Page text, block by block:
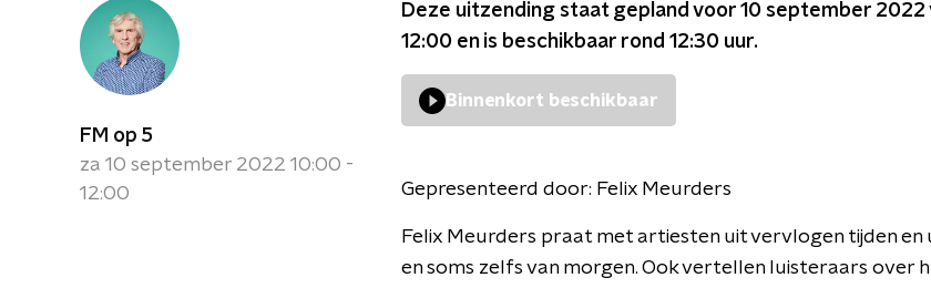
FM op 5
za 10 september 2022 10:00 -
12:00
Deze uitzending staat gepland voor 10 september 2022
12:00 en is beschikbaar rond 12:30 uur.
Binnenkort beschikbaar
Gepresenteerd door: Felix Meurders
Felix Meurders praat met artiesten uit vervlogen tijden en
en soms zelfs van morgen. Ook vertellen luisteraars over